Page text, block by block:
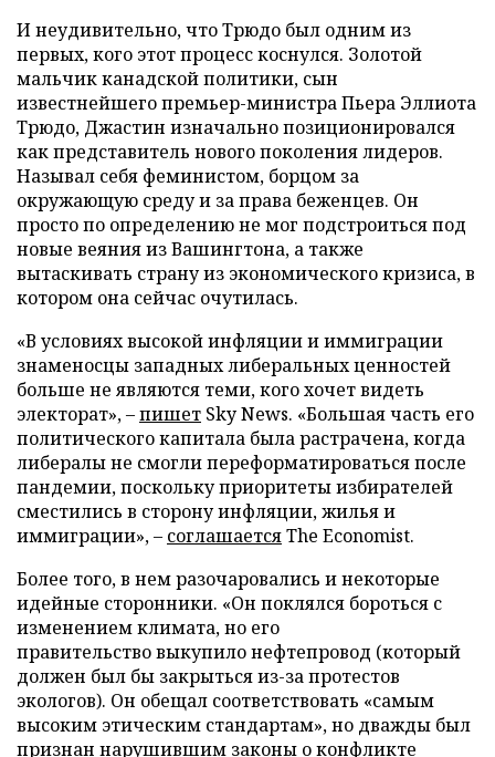
И неудивительно, что Трюдо был одним из
первых, кого этот процесс коснулся. Золотой
мальчик канадской политики, сын
известнейшего премьер-министра Пьера Эллиота
Трюдо, Джастин изначально позиционировался
как представитель нового поколения лидеров.
Называл себя феминистом, борцом за
окружающую среду и за права беженцев. Он
просто по определению не мог подстроиться под
новые веяния из Вашингтона, а также
вытаскивать страну из экономического кризиса, в
котором она сейчас очутилась.
«В условиях высокой инфляции и иммиграции
знаменосцы западных либеральных ценностей
больше не являются теми, кого хочет видеть
электорат», –пишет Sky News. «Большая часть его
политического капитала была растрачена, когда
либералы не смогли переформатироваться после
пандемии, поскольку приоритеты избирателей
сместились в сторону инфляции, жилья и
иммиграции», – соглашаетсяThe Economist.
Более того, в нем разочаровались и некоторые
идейные сторонники. «Он поклялся бороться с
изменением климата, но его
правительство выкупило нефтепровод (который
должен был бы закрыться из-за протестов
экологов). Он обещал соответствовать «самым
высоким этическим стандартам», но дважды был
признан нарушившим законы о конфликте